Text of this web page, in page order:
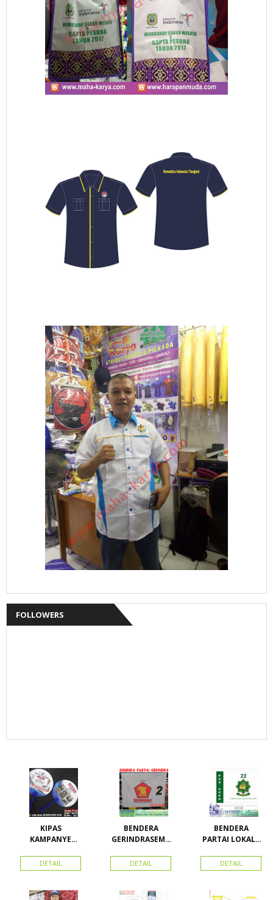
FOLLOWERS
KIPAS
KAMPANYE
DETAIL
BENDERA
GERINDRASEMU
DETAIL
BENDERA
PARTAI LOKAL /
ACEH
DETAIL